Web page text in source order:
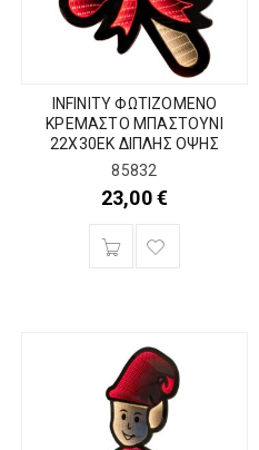
INFINITY ΦΩΤΙΖΟΜΕΝΟ
ΚΡΕΜΑΣΤΟ ΜΠΑΣΤΟΥΝΙ
22Χ30ΕΚ ΔΙΠΛΗΣ ΟΨΗΣ
85832
23,00€